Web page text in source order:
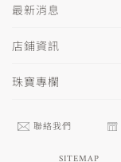
最新消息
店鋪資訊
珠寶專欄
聯絡我們